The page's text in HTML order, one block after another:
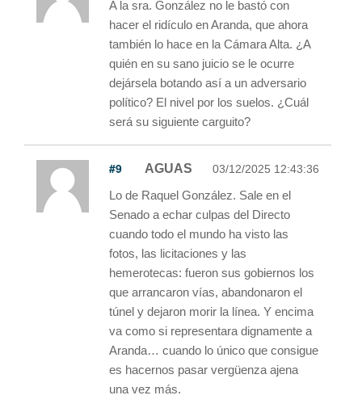
A la sra. González no le bastó con
hacer el ridículo en Aranda, que ahora
también lo hace en la Cámara Alta. ¿A
quién en su sano juicio se le ocurre
dejársela botando así a un adversario
político? El nivel por los suelos. ¿Cuál
será su siguiente carguito?
#9 AGUAS 03/12/2025 12:43:36
Lo de Raquel González. Sale en el
Senado a echar culpas del Directo
cuando todo el mundo ha visto las
fotos, las licitaciones y las
hemerotecas: fueron sus gobiernos los
que arrancaron vías, abandonaron el
túnel y dejaron morir la línea. Y encima
va como si representara dignamente a
Aranda… cuando lo único que consigue
es hacernos pasar vergüenza ajena
una vez más.